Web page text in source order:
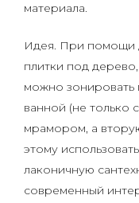
материала.
Идея. При помощи
плитки под
можно зонировать
ванной (не только
мрамором, а
этому
лаконичную
современный